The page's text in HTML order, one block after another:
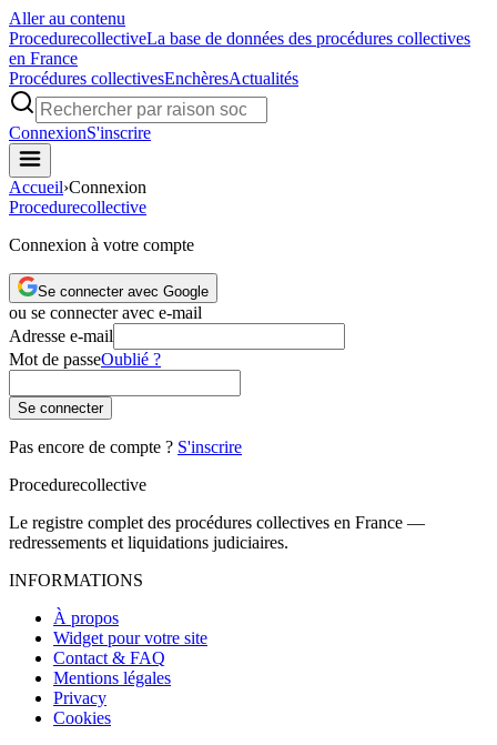
Aller au contenu
ProcedurecollectiveLa base de données des procédures collectives
en France
Procédures collectivesEnchèresActualités
ConnexionS'inscrire
Accueil›Connexion
Procedurecollective
Connexion à votre compte
Se connecter avec Google
ou se connecter avec e-mail
Adresse e-mail
Mot de passeOublié ?
Se connecter
Pas encore de compte ? S'inscrire
Procedurecollective
Le registre complet des procédures collectives en France —
redressements et liquidations judiciaires.
INFORMATIONS
À propos
Widget pour votre site
Contact & FAQ
Mentions légales
Privacy
Cookies